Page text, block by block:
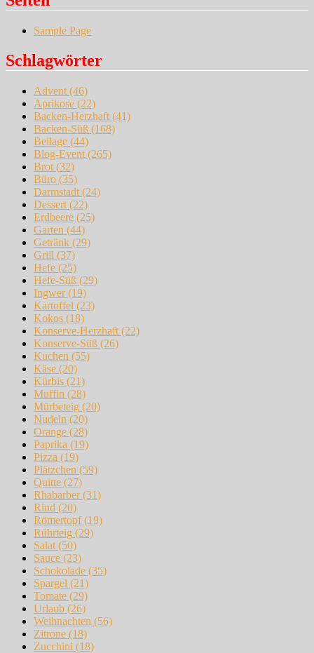
Sample Page
Schlagwörter
Advent (46)
Aprikose (22)
Backen-Herzhaft (41)
Backen-Süß (168)
Beilage (44)
Blog-Event (265)
Brot (32)
Büro (35)
Darmstadt (24)
Dessert (22)
Erdbeere (25)
Garten (44)
Getränk (29)
Grill (37)
Hefe (25)
Hefe-Süß (29)
Ingwer(19)
Kartoffel (23)
Kokos (18)
Konserve-Herzhaft (22)
Konserve-Süß (26)
Kuchen (55)
Käse (20)
Kürbis (21)
Muffin (28)
Mürbeteig (20)
Nudeln (20)
Orange (28)
Paprika (19)
Pizza (19)
Plätzchen (59)
Quitte (27)
Rhabarber(31)
Rind (20)
Römertopf(19)
Rührteig (29)
Salat (50)
Sauce (23)
Schokolade (35)
Spargel (21)
Tomate (29)
Urlaub (26)
Weihnachten (56)
Zitrone (18)
Zucchini (18)